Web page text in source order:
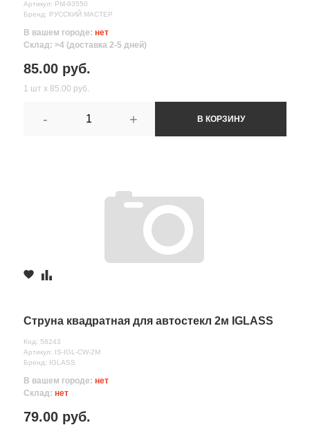
Артикул: РМ-93550
Бренд: РУССКИЙ МАСТЕР
В вашем городе: нет
Склад: >4 (доставка 2-5 дней)
85.00 руб.
1 шт х 85.00 руб.
- + В КОРЗИНУ
Струна квадратная для автостекл 2м IGLASS
Код: 58243
Артикул: IS-IGL-CW-2M
Бренд: IGLASS
В вашем городе: нет
Склад: нет
79.00 руб.